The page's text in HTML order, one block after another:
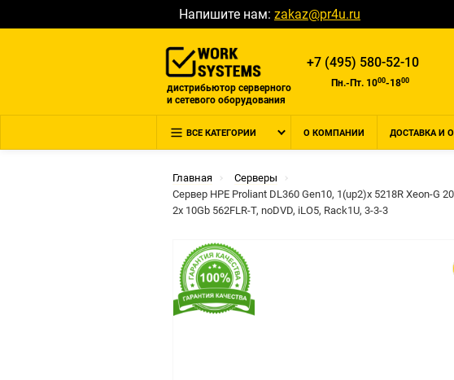
Напишите нам: zakaz@pr4u.ru
дистрибьютор серверного
и сетевого оборудования
+7 (495) 580-52-10
Пн.-Пт. 1000-1800
ВСЕ КАТЕГОРИИ О КОМПАНИИ ДОСТАВКА И
Главная
Серверы
Сервер HPE Proliant DL360 Gen10, 1(up2)x 5218R Xeon-G
2x 10Gb 562FLR-T, noDVD, iLO5, Rack1U, 3-3-3